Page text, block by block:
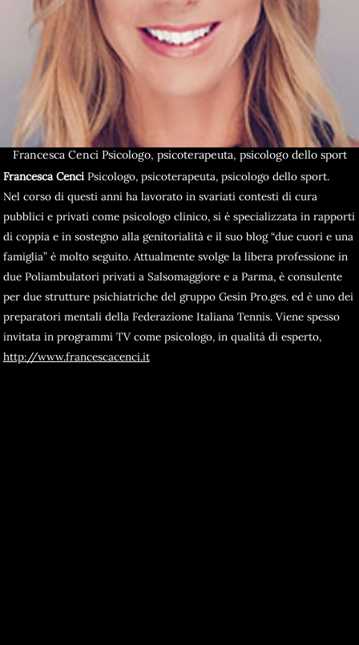
Francesca Cenci Psicologo, psicoterapeuta, psicologo dello sport
Francesca Cenci Psicologo, psicoterapeuta, psicologo dello sport.
Nel corso di questi anni ha lavorato in svariati contesti di cura
pubblici e privati come psicologo clinico, si è specializzata in rapporti
di coppia e in sostegno alla genitorialità e il suo blog “due cuori e una
famiglia” è molto seguito. Attualmente svolge la libera professione in
due Poliambulatori privati a Salsomaggiore e a Parma, è consulente
per due strutture psichiatriche del gruppo Gesin Pro.ges. ed è uno dei
preparatori mentali della Federazione Italiana Tennis. Viene spesso
invitata in programmi TV come psicologo, in qualità di esperto,
http://www.francescacenci.it